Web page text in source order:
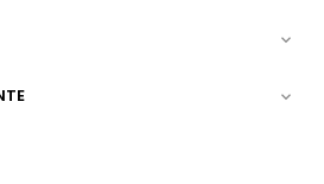

